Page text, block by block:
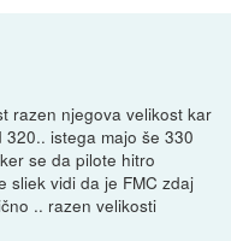
razen njegova velikost kar
istega majo še 330
se da pilote hitro
sliek vidi da je FMC zdaj
.. razen velikosti